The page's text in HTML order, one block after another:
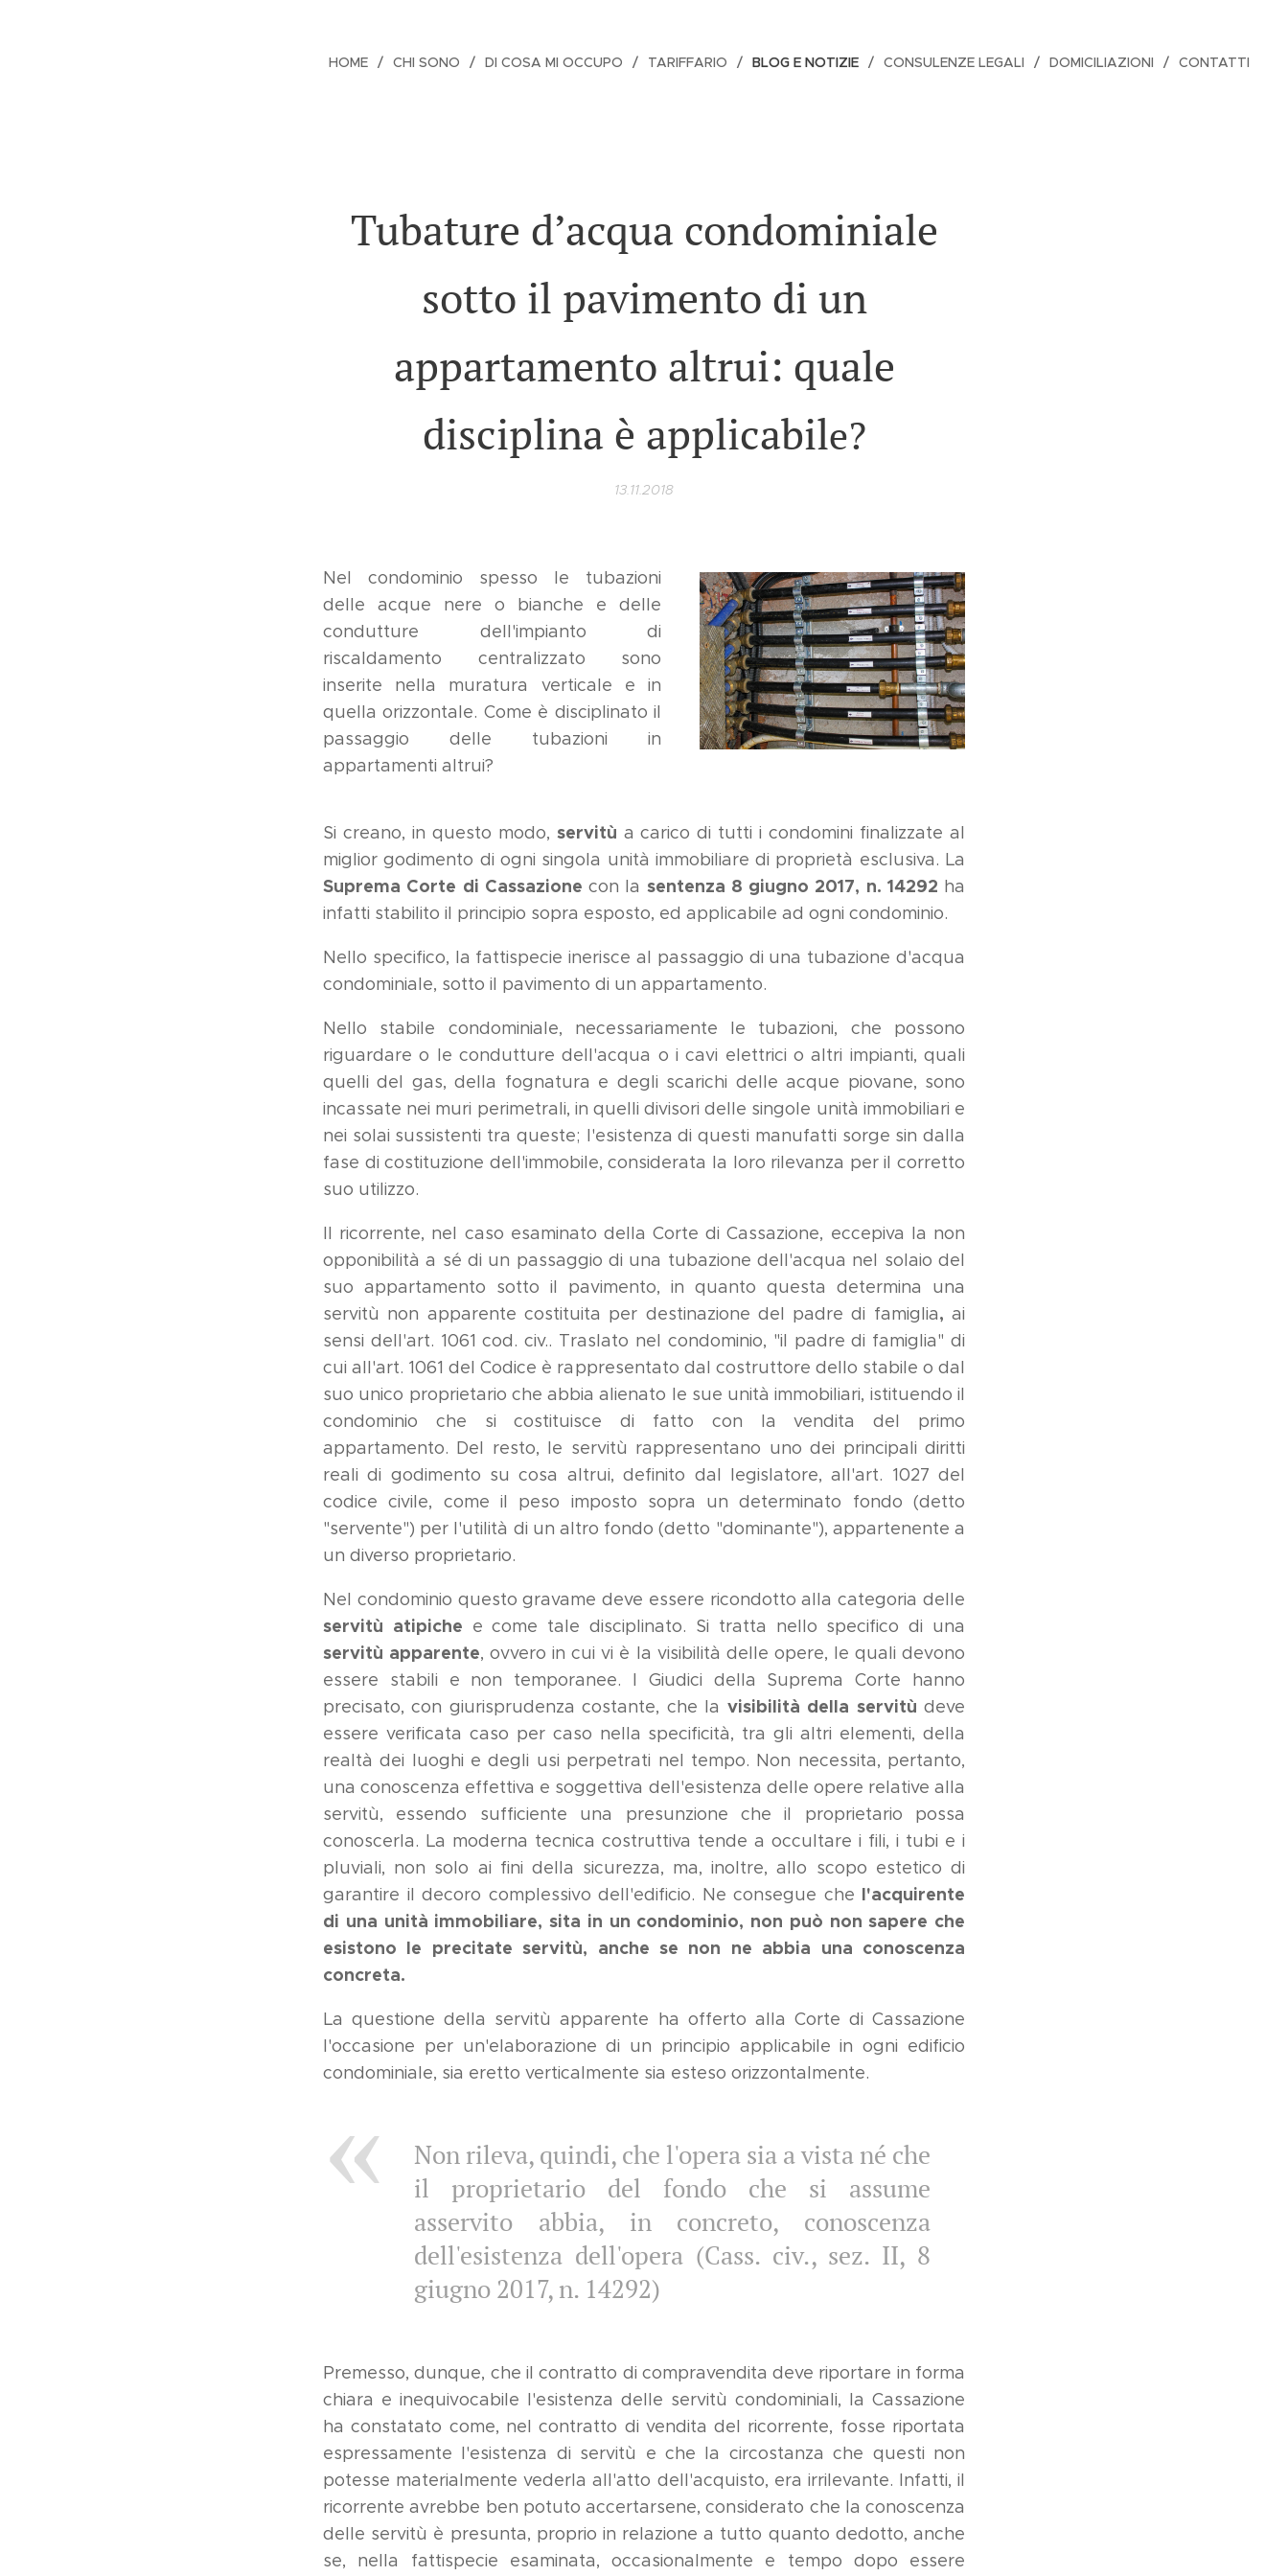
HOME CHI SONO DI COSA MI OCCUPO TARIFFARIO BLOG E NOTIZIE CONSULENZE LEGALI DOMICILIAZIONI CONTATTI
Tubature d’acqua condominiale
sotto il pavimento di un
appartamento altrui: quale
disciplina è applicabile?
13.11.2018
Nel condominio spesso le tubazioni
delle acque nere o bianche e delle
condutture dell'impianto di
riscaldamento centralizzato sono
inserite nella muratura verticale e in
quella orizzontale. Come è disciplinato il
passaggio delle tubazioni in
appartamenti altrui?
Si creano, in questo modo, servitù a carico di tutti i condomini finalizzate al
miglior godimento di ogni singola unità immobiliare di proprietà esclusiva. La
Suprema Corte di Cassazione con la sentenza 8 giugno 2017, n. 14292 ha
infatti stabilito il principio sopra esposto, ed applicabile ad ogni condominio.
Nello specifico, la fattispecie inerisce al passaggio di una tubazione d'acqua
condominiale, sotto il pavimento di un appartamento.
Nello stabile condominiale, necessariamente le tubazioni, che possono
riguardare o le condutture dell'acqua o i cavi elettrici o altri impianti, quali
quelli del gas, della fognatura e degli scarichi delle acque piovane, sono
incassate nei muri perimetrali, in quelli divisori delle singole unità immobiliari e
nei solai sussistenti tra queste; l'esistenza di questi manufatti sorge sin dalla
fase di costituzione dell'immobile, considerata la loro rilevanza per il corretto
suo utilizzo.
Il ricorrente, nel caso esaminato della Corte di Cassazione, eccepiva la non
opponibilità a sé di un passaggio di una tubazione dell'acqua nel solaio del
suo appartamento sotto il pavimento, in quanto questa determina una
servitù non apparente costituita per destinazione del padre di famiglia, ai
sensi dell'art. 1061 cod. civ.. Traslato nel condominio, "il padre di famiglia" di
cui all'art. 1061 del Codice è rappresentato dal costruttore dello stabile o dal
suo unico proprietario che abbia alienato le sue unità immobiliari, istituendo il
condominio che si costituisce
di fatto con la vendita del primo
appartamento. Del resto, le servitù rappresentano uno dei principali diritti
reali di godimento su cosa altrui, definito dal legislatore, all'art. 1027 del
codice civile, come il peso imposto sopra un determinato fondo (detto
"servente") per l'utilità di un altro fondo (detto "dominante"), appartenente a
un diverso proprietario.
Nel condominio questo gravame deve essere ricondotto alla categoria delle
servitù atipiche e come tale disciplinato. Si tratta nello specifico di una
servitù apparente, ovvero in cui vi è la visibilità delle opere, le quali devono
essere stabili e non temporanee. I Giudici della Suprema Corte hanno
precisato, con giurisprudenza costante, che la visibilità della servitù deve
essere verificata caso per caso nella specificità, tra gli altri elementi, della
realtà dei luoghi e degli usi perpetrati nel tempo. Non necessita, pertanto,
una conoscenza effettiva e soggettiva dell'esistenza delle opere relative alla
servitù, essendo sufficiente una presunzione che il proprietario possa
conoscerla. La moderna tecnica costruttiva tende a occultare i fili, i tubi e i
pluviali, non solo ai fini della sicurezza, ma, inoltre, allo scopo estetico di
garantire il decoro complessivo dell'edificio. Ne consegue che l'acquirente
di una unità immobiliare, sita in un condominio, non può non sapere che
esistono le precitate servitù, anche se non ne abbia una conoscenza
concreta.
La questione della servitù apparente ha offerto alla Corte di Cassazione
l'occasione per un'elaborazione di un principio applicabile in ogni edificio
condominiale, sia eretto verticalmente sia esteso orizzontalmente.
Non rileva, quindi, che l'opera sia a vista né che
il proprietario del fondo che si assume
asservito abbia, in concreto, conoscenza
dell'esistenza dell'opera (Cass. civ., sez. II, 8
giugno 2017, n. 14292)
Premesso, dunque, che il contratto di compravendita deve riportare in forma
chiara e inequivocabile l'esistenza delle servitù condominiali, la Cassazione
ha constatato come, nel contratto di vendita del ricorrente, fosse riportata
espressamente l'esistenza di servitù e che la circostanza che questi non
potesse materialmente vederla all'atto dell'acquisto, era irrilevante. Infatti, il
ricorrente avrebbe ben potuto accertarsene, considerato che la conoscenza
delle servitù è presunta, proprio in relazione a tutto quanto dedotto, anche
se, nella fattispecie esaminata, occasionalmente e tempo dopo essere